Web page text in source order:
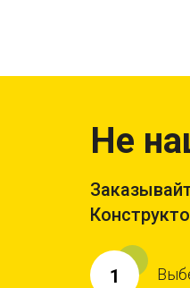
Не
1